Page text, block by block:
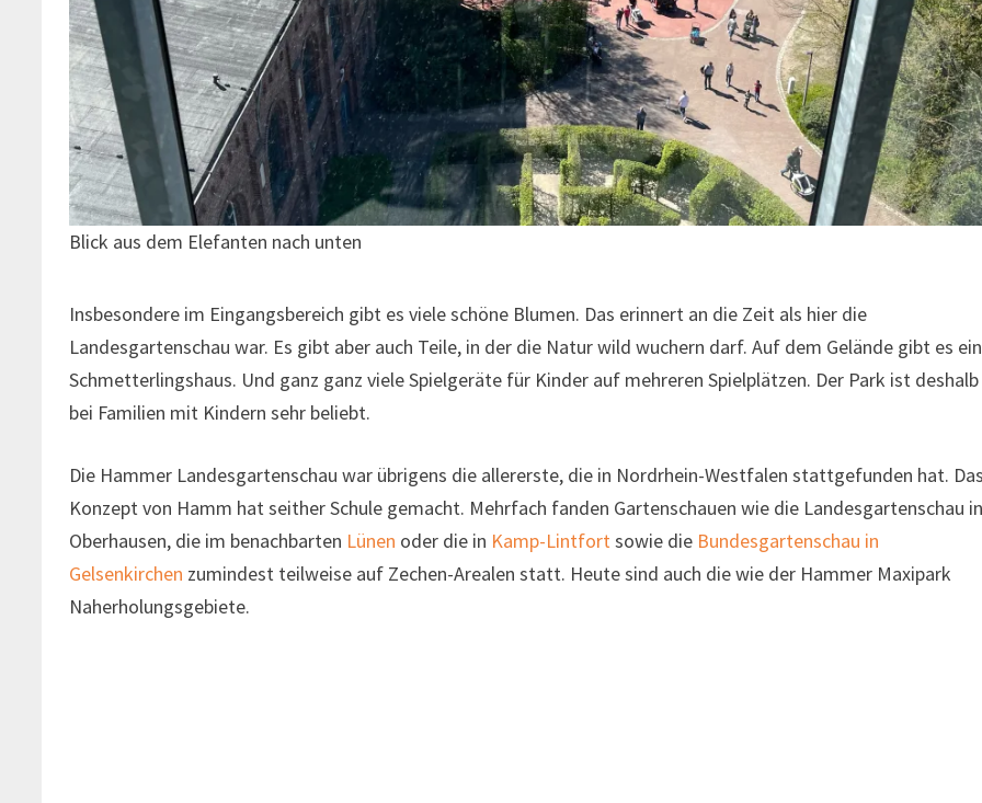
Blick aus dem Elefanten nach unten
Insbesondere im Eingangsbereich gibt es viele schöne Blumen. Das erinnert an die Zeit als hier die
Landesgartenschau war. Es gibt aber auch Teile, in der die Natur wild wuchern darf. Auf dem Gelände gibt es ein
Schmetterlingshaus. Und ganz ganz viele Spielgeräte für Kinder auf mehreren Spielplätzen. Der Park ist deshalb
bei Familien mit Kindern sehr beliebt.
Die Hammer Landesgartenschau war übrigens die allererste, die in Nordrhein-Westfalen stattgefunden hat.
Konzept von Hamm hat seither Schule gemacht. Mehrfach fanden Gartenschauen wie die Landesgartenschau
Oberhausen, die im benachbarten Lünen oder die in Kamp-Lintfortsowie die Bundesgartenschau in
Gelsenkirchen zumindest teilweise auf Zechen-Arealen statt. Heute sind auch die wie der Hammer Maxipark
Naherholungsgebiete.